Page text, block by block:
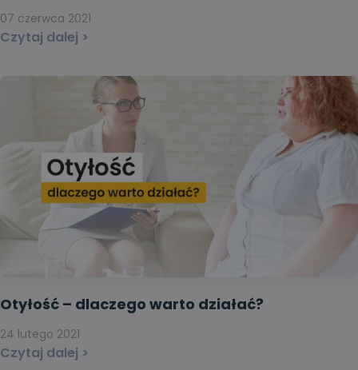
Czytaj dalej >
07 czerwca 2021
Otyłość – dlaczego warto działać?
Czytaj dalej >
24 lutego 2021